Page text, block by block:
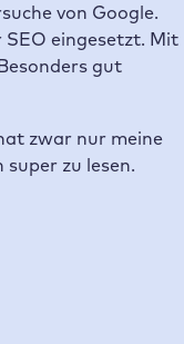
von Google.
SEO eingesetzt. Mit
gut
zwar nur meine
zu lesen.